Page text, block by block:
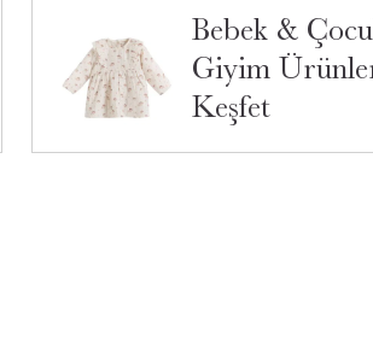
Bebek &
Giyim
Keşfet